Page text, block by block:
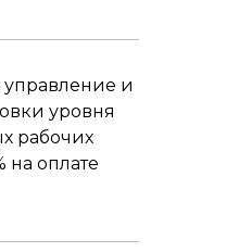
и
уровня
рабочих
на оплате